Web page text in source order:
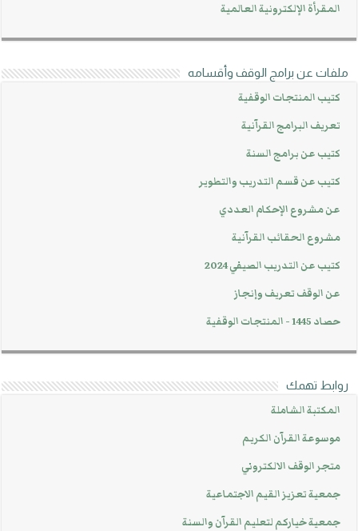
المقرأة الإلكترونية العالمية
ملفات عن برامج الوقف وأقسامه
كتيب المنتجات الوقفية
تعريف البرامج القرآنية
كتيب عن برامج السنة
كتيب عن قسم التدريب والتطوير
عن مشروع الإحكام العددي
مشروع الحقائب القرآنية
كتيب عن التدريب الصيفي 2024
عن الوقف تعريف وإنجاز
حصاد 1445 - المنتجات الوقفية
روابط تهمك
المكتبة الشاملة
موسوعة القرآن الكريم
متجر الوقف الالكتروني
جمعية تعزيز القيم الاجتماعية
جمعية خياركم لتعليم القرآن والسنة